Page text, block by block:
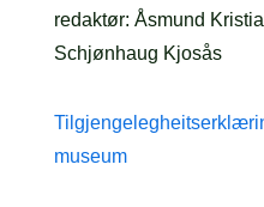
redaktør: Åsmund
Schjønhaug Kjosås
museum